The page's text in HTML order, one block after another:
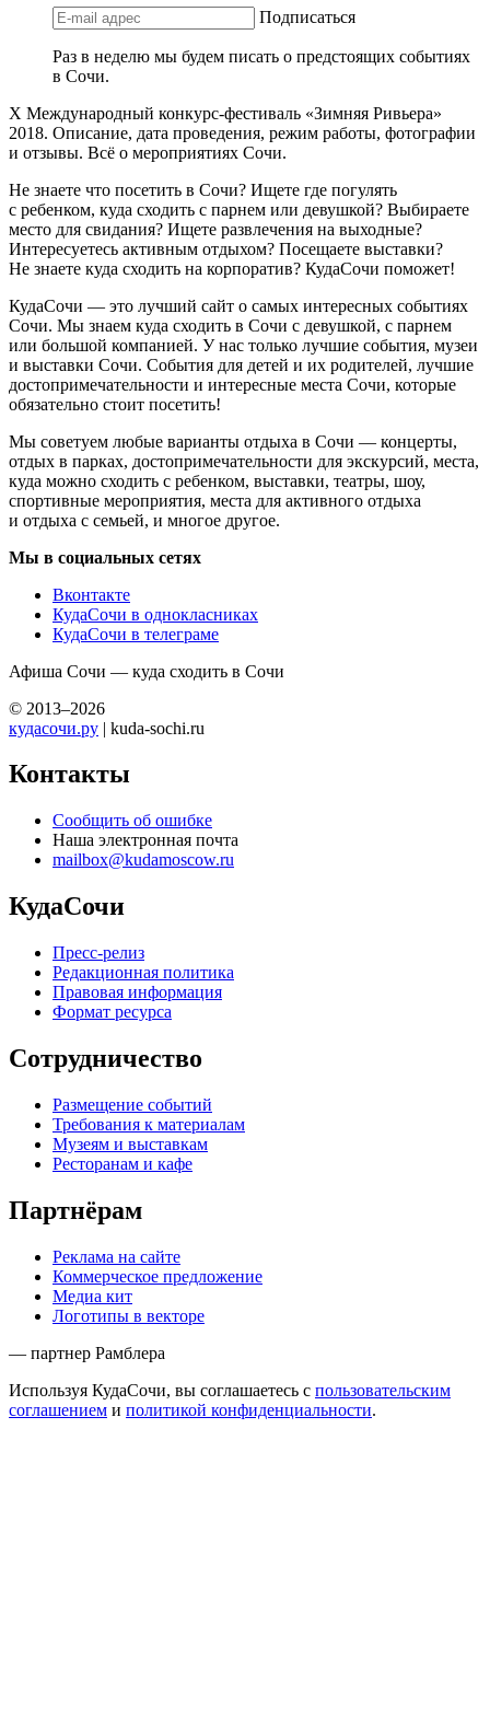
Подписаться
Раз в неделю мы будем писать о предстоящих событиях
в Сочи.
Х Международный конкурс-фестиваль «Зимняя Ривьера»
2018. Описание, дата проведения, режим работы, фотографии
и отзывы. Всё о мероприятиях Сочи.
Не знаете что посетить в Сочи? Ищете где погулять
с ребенком, куда сходить с парнем или девушкой? Выбираете
место для свидания? Ищете развлечения на выходные?
Интересуетесь активным отдыхом? Посещаете выставки?
Не знаете куда сходить на корпоратив? КудаСочи поможет!
КудаСочи — это лучший сайт о самых интересных событиях
Сочи. Мы знаем куда сходить в Сочи с девушкой, с парнем
или большой компанией. У нас только лучшие события, музеи
и выставки Сочи. События для детей и их родителей, лучшие
достопримечательности и интересные места Сочи, которые
обязательно стоит посетить!
Мы советуем любые варианты отдыха в Сочи — концерты,
отдых в парках, достопримечательности для экскурсий, места,
куда можно сходить с ребенком, выставки, театры, шоу,
спортивные мероприятия, места для активного отдыха
и отдыха с семьей, и многое другое.
Мы в социальных сетях
Вконтакте
КудаСочи в однокласниках
КудаСочи в телеграме
Афиша Сочи — куда сходить в Сочи
© 2013–2026
кудасочи.ру | kuda-sochi.ru
Контакты
Сообщить об ошибке
Наша электронная почта
mailbox@kudamoscow.ru
КудаСочи
Пресс-релиз
Редакционная политика
Правовая информация
Формат ресурса
Сотрудничество
Размещение событий
Требования к материалам
Музеям и выставкам
Ресторанам и кафе
Партнёрам
Реклама на сайте
Коммерческое предложение
Медиа кит
Логотипы в векторе
— партнер Рамблера
Используя КудаСочи, вы соглашаетесь с пользовательским
соглашением и политикой конфиденциальности.